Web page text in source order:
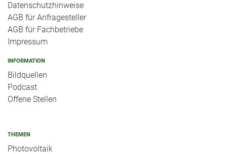
Datenschutzhinweise
AGB für Anfragesteller
AGB für Fachbetriebe
Impressum
INFORMATION
Bildquellen
Podcast
Offene Stellen
THEMEN
Photovoltaik